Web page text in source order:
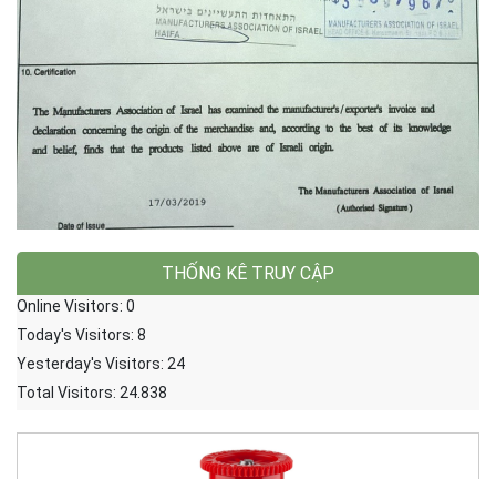
THỐNG KÊ TRUY CẬP
Online Visitors: 0
Today's Visitors: 8
Yesterday's Visitors: 24
Total Visitors: 24.838